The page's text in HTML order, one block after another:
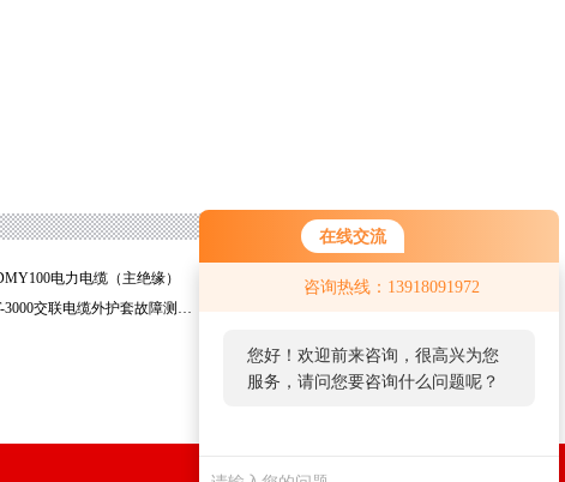
在线交流
咨询热线：13918091972
您好！欢迎前来咨询，很高兴为您
服务，请问您要咨询什么问题呢？
电力电缆（主绝缘）
深圳*TLY-2000漏水检测仪
广州WHT-3000交联电缆外护套故障测试仪